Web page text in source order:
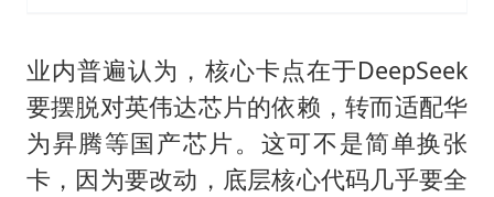
业内普遍认为，核心卡点在于DeepSeek
要摆脱对英伟达芯片的依赖，转而适配华
为昇腾等国产芯片。这可不是简单换张
卡，因为要改动，底层核心代码几乎要全